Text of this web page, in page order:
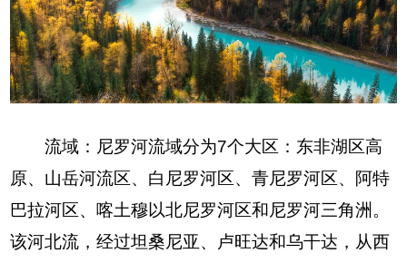
流域：尼罗河流域分为7个大区：东非湖区高
原、山岳河流区、白尼罗河区、青尼罗河区、阿特
巴拉河区、喀土穆以北尼罗河区和尼罗河三角洲。
该河北流，经过坦桑尼亚、卢旺达和乌干达，从西